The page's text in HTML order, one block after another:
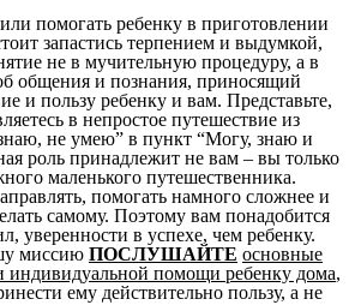
помогать ребенку в приготовлении
запастись терпением и выдумкой,
не в мучительную процедуру, а в
общения и познания, приносящий
и пользу ребенку и вам. Представьте,
в непростое путешествие из
не умею” в пункт “Могу, знаю и
роль принадлежит не вам – вы только
маленького путешественника.
помогать намного сложнее и
самому. Поэтому вам понадобится
уверенности в успехе, чем ребенку.
миссию ПОСЛУШАЙТЕ основные
индивидуальной помощи ребенку дома,
ему действительно пользу, а не